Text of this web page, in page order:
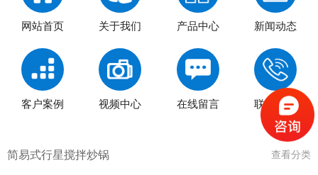
网站首页 关于我们 产品中心 新闻动态
客户案例 视频中心 在线留言 联系我们
简易式行星搅拌炒锅 查看分类